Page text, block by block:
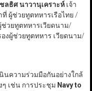
ลธิศ นาวานุเคราะห์เจ้า
ที่ ผู้ช่วยทูตทหารเรือไทย /
ช่วยทูตทหารเวียดนาม/
องผู้ช่วยทูตทหาร เวียดนาม/
นความร่วมมือกันอย่างใกล้
เช่น การประชุม Navy to